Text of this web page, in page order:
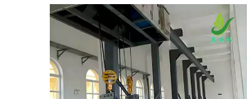
用途：泵站,污水处理,渠道,化工,纺织